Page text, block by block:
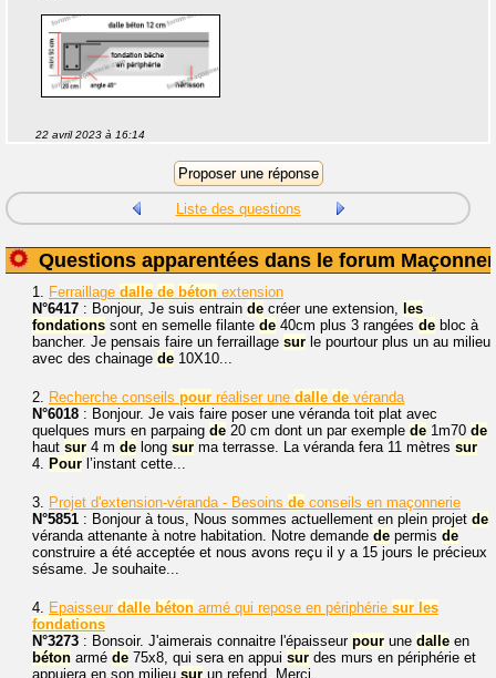
22 avril 2023 à 16:14
Liste des questions
Questions apparentées dans le forum
1. Ferraillage dalle de béton extension
N°6417 : Bonjour, Je suis entrain de créer une extension,
les
fondations sont en semelle filante de 40cm plus 3 rangées de bloc à
bancher. Je pensais faire un ferraillage sur le pourtour plus un au milieu
avec des chainage de 10X10...
2. Recherche conseils pour réaliser une dalle de véranda
N°6018 : Bonjour. Je vais faire poser une véranda toit plat avec
quelques murs en parpaing de 20 cm dont un par exemple de 1m70 de
haut sur 4 m de long sur ma terrasse. La véranda fera 11 mètres sur
4.
Pour l’instant cette...
3. Projet d'extension-véranda - Besoins de conseils en maçonnerie
N°5851 : Bonjour à tous, Nous sommes actuellement en plein projet de
véranda attenante à notre habitation. Notre demande de permis de
construire a été acceptée et nous avons reçu il y a 15 jours le précieux
sésame. Je souhaite...
4. Epaisseur dalle béton armé qui repose en périphérie sur les
fondations
N°3273 : Bonsoir. J'aimerais connaitre l'épaisseur pour une dalle en
béton armé de 75x8, qui sera en appui sur des murs en périphérie et
appuiera en son milieu sur un refend. Merci.